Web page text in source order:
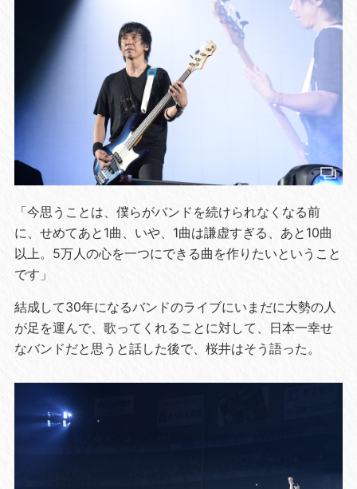
「今思うことは、僕らがバンドを続けられなくなる前
に、せめてあと1曲、いや、1曲は謙虚すぎる、あと10曲
以上。5万人の心を一つにできる曲を作りたいということ
です」
結成して30年になるバンドのライブにいまだに大勢の人
が足を運んで、歌ってくれることに対して、日本一幸せ
なバンドだと思うと話した後で、桜井はそう語った。